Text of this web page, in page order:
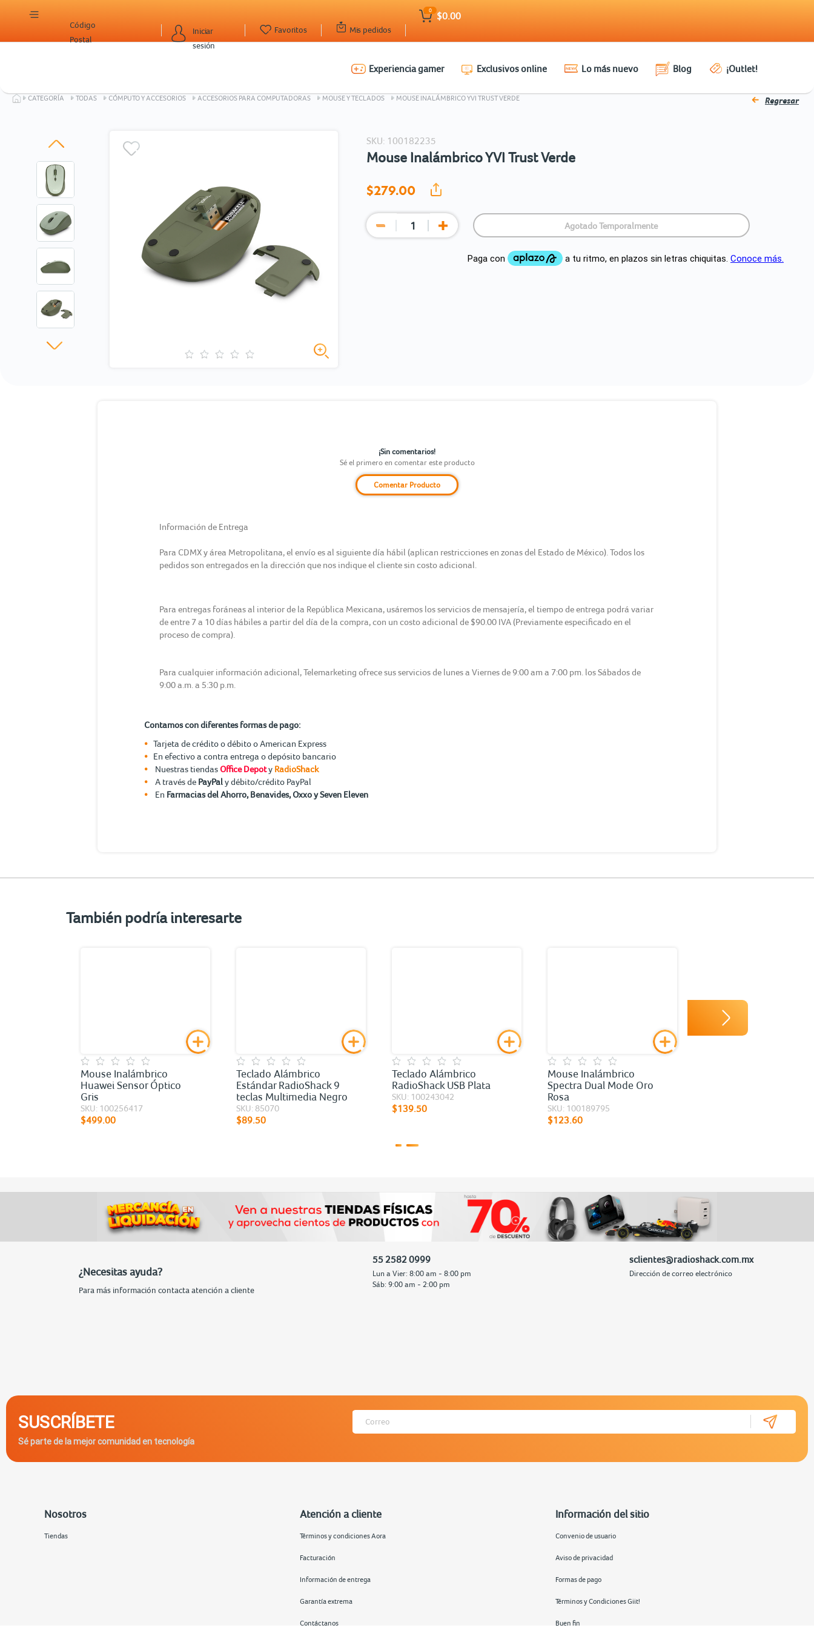
Iniciar
sesión
Código
Postal
Mis pedidos
Favoritos
0
$0.00
Experiencia gamer Exclusivos online Lo más nuevo Blog ¡Outlet!
CATEGORÍA TODAS CÓMPUTO Y ACCESORIOS ACCESORIOS PARA COMPUTADORAS MOUSE Y TECLADOS MOUSE INALÁMBRICO YVI TRUST VERDE Regresar
SKU: 100182235
Mouse Inalámbrico YVI Trust Verde
$279.00
Agotado Temporalmente
Ingresar Codigo Postal
¡Sin comentarios!
Sé el primero en comentar este producto
Comentar Producto
Información de Entrega
Para CDMX y área Metropolitana, el envío es al siguiente día hábil (aplican restricciones en zonas del Estado de México). Todos los
pedidos son entregados en la dirección que nos indique el cliente sin costo adicional.
Para entregas foráneas al interior de la República Mexicana, usáremos los servicios de mensajería, el tiempo de entrega podrá variar
de entre 7 a 10 días hábiles a partir del día de la compra, con un costo adicional de $90.00 IVA (Previamente especificado en el
proceso de compra).
Para cualquier información adicional, Telemarketing ofrece sus servicios de lunes a Viernes de 9:00 am a 7:00 pm. los Sábados de
9:00 a.m. a 5:30 p.m.
Contamos con diferentes formas de pago:
Tarjeta de crédito o débito o American Express
En efectivo a contra entrega o depósito bancario
Nuestras tiendas Office Depoty RadioShack
A través de PayPaly débito/crédito PayPal
En Farmacias del Ahorro, Benavides, Oxxo y Seven Eleven
También podría interesarte
Mouse Inalámbrico
Huawei Sensor Óptico
Gris
SKU: 100256417
$499.00
Teclado Alámbrico
Estándar RadioShack 9
teclas Multimedia Negro
SKU: 85070
$89.50
Teclado Alámbrico
RadioShack USB Plata
SKU: 100243042
$139.50
Mouse Inalámbrico
Spectra Dual Mode Oro
Rosa
SKU: 100189795
$123.60
¿Necesitas ayuda?
Para más información contacta atención a cliente
55 2582 0999
Lun a Vier: 8:00 am - 8:00 pm
Sáb: 9:00 am - 2:00 pm
sclientes@radioshack.com.mx
Dirección de correo electrónico
SUSCRÍBETE
Sé parte de la mejor comunidad en tecnología
Nosotros
Tiendas
Atención a cliente
Términos y condiciones Aora
Facturación
Información de entrega
Garantía extrema
Contáctanos
Información del sitio
Convenio de usuario
Aviso de privacidad
Formas de pago
Términos y Condiciones Giit!
Buen fin